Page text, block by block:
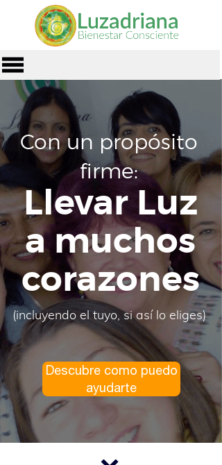
Descubre como puedo
ayudarte
Con un propósito
firme:
Llevar Luz
a muchos
corazones
(incluyendo el tuyo, si así lo eliges)